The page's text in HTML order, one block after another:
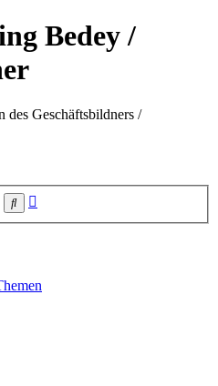
Bedey /
des Geschäftsbildners /
Suche